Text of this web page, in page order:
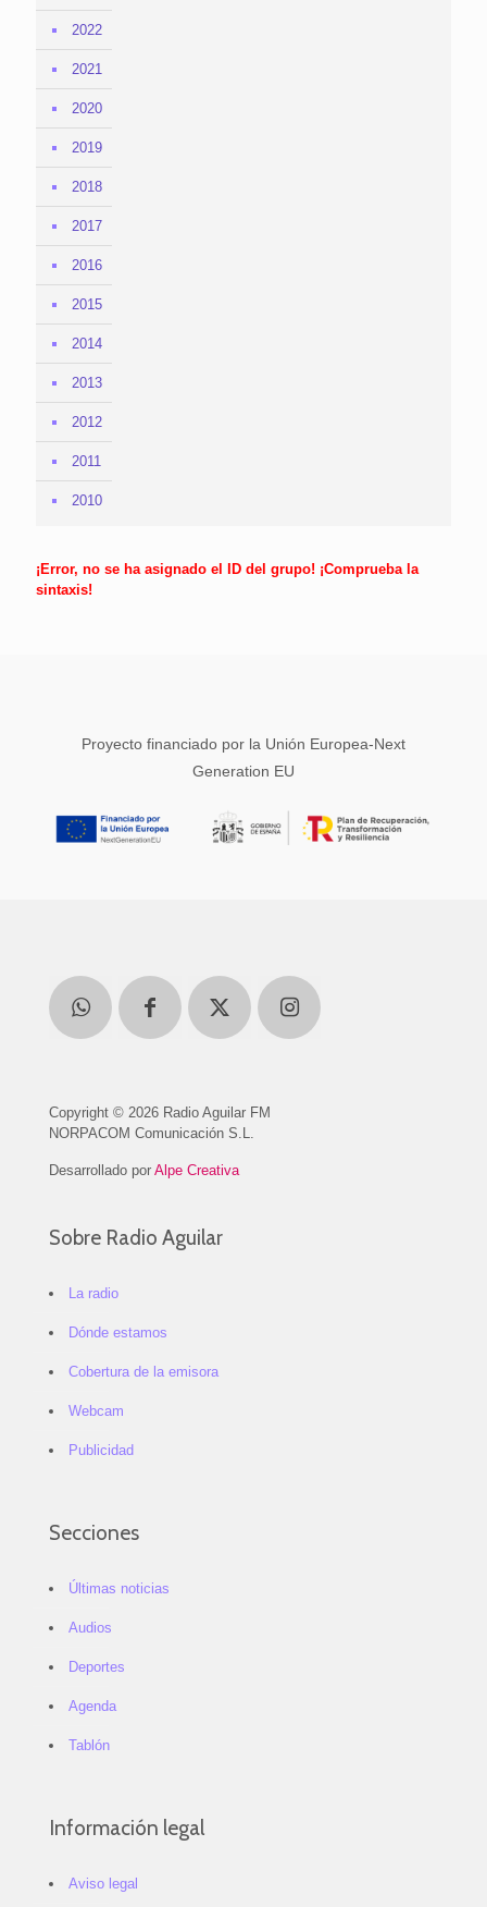
2022
2021
2020
2019
2018
2017
2016
2015
2014
2013
2012
2011
2010
¡Error, no se ha asignado el ID del grupo! ¡Comprueba la
sintaxis!
Proyecto financiado por la Unión Europea-Next
Generation EU
Copyright © 2026 Radio Aguilar FM
NORPACOM Comunicación S.L.
Desarrollado por Alpe Creativa
Sobre Radio Aguilar
La radio
Dónde estamos
Cobertura de la emisora
Webcam
Publicidad
Secciones
Últimas noticias
Audios
Deportes
Agenda
Tablón
Información legal
Aviso legal